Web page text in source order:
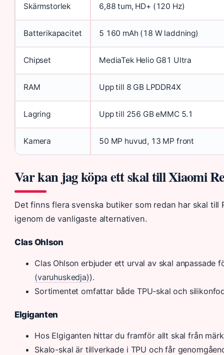
Skärmstorlek 6,88 tum, HD+ (120 Hz)
Batterikapacitet 5 160 mAh (18 W laddning)
Chipset MediaTek Helio G81 Ultra
RAM Upp till 8 GB LPDDR4X
Lagring Upp till 256 GB eMMC 5.1
Kamera 50 MP huvud, 13 MP front
Var kan jag köpa ett skal till Xiaomi
Det finns flera svenska butiker som redan har skal till
igenom de vanligaste alternativen.
Clas Ohlson
Clas Ohlson erbjuder ett urval av skal anpassade
(varuhuskedja)).
Sortimentet omfattar både TPU-skal och
Elgiganten
Hos Elgiganten hittar du framför allt skal från
Skalo-skal är tillverkade i TPU och får